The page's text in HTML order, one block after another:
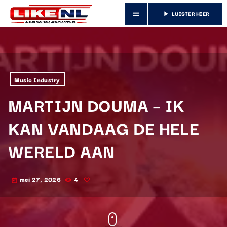
menu play_arrow LUISTER HIER
Music Industry
MARTIJN DOUMA – IK
KAN VANDAAG DE HELE
WERELD AAN
today mei 27, 2026 4